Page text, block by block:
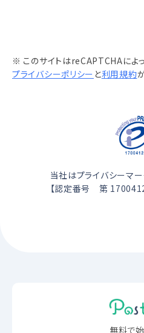
※ このサイトはreCAPTCHAによ
プライバシーポリシー と利用規約
当社はプライバシーマー
【認定番号 第
無料で